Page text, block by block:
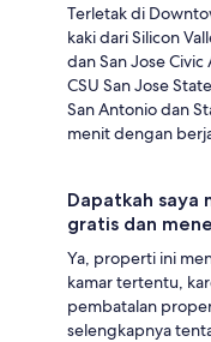
Terletak di
kaki dari Silicon
dan San Jose
CSU San Jose
San Antonio dan
menit dengan
Dapatkah saya
gratis dan
Ya, properti ini
kamar tertentu,
pembatalan
selengkapnya